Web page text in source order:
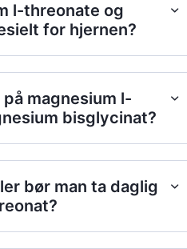
l-threonate og
for hjernen?
magnesium l-
bisglycinat?
bør man ta daglig